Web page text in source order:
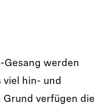
Gesang werden
hin- und
verfügen die